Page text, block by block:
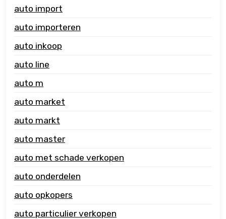
auto import
auto importeren
auto inkoop
auto line
auto m
auto market
auto markt
auto master
auto met schade verkopen
auto onderdelen
auto opkopers
auto particulier verkopen